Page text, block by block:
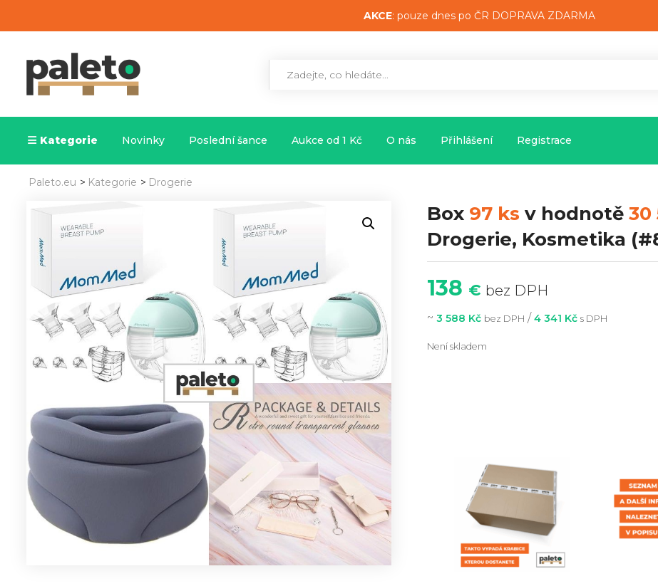
AKCE: pouze dnes po ČR DOPRAVA ZDARMA
Kategorie Novinky Poslední šance Aukce od 1 Kč O nás Přihlášení Registrace
Paleto.eu > Kategorie > Drogerie
Box 97 ks v hodnotě 30
Drogerie, Kosmetika
138 € bez DPH
~ 3 588 Kč bez DPH / 4 341 Kč s DPH
Není skladem